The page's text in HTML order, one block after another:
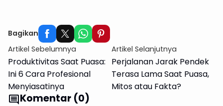
Bagikan
Artikel Sebelumnya
Produktivitas Saat Puasa:
Ini 6 Cara Profesional
Menyiasatinya
Artikel Selanjutnya
Perjalanan Jarak Pendek
Terasa Lama Saat Puasa,
Mitos atau Fakta?
commentKomentar (0)